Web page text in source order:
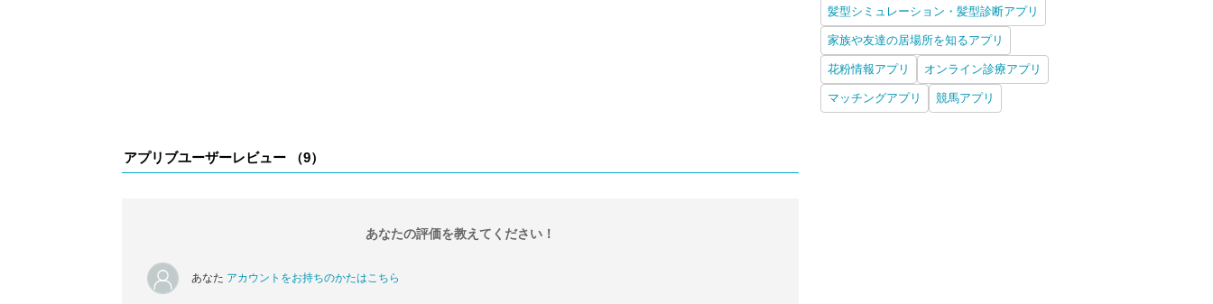
アプリブユーザーレビュー （9）
あなたの評価を教えてください！
あなた アカウントをお持ちのかたはこちら
髪型シミュレーション・髪型診断アプリ
家族や友達の居場所を知るアプリ
花粉情報アプリ オンライン診療アプリ
マッチングアプリ 競馬アプリ